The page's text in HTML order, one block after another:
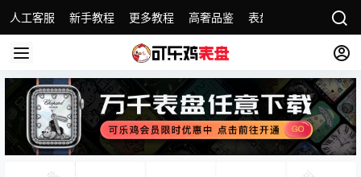
人工客服 新手教程 更多教程 高奢品鉴 表盘精选 名表故事